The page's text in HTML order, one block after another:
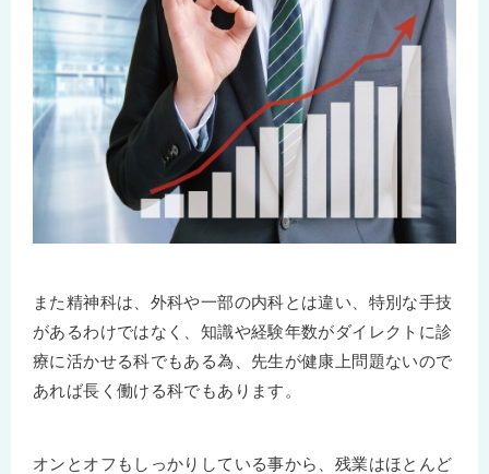
また精神科は、外科や一部の内科とは違い、特別な手技
があるわけではなく、知識や経験年数がダイレクトに診
療に活かせる科でもある為、先生が健康上問題ないので
あれば長く働ける科でもあります。
オンとオフもしっかりしている事から、残業はほとんど